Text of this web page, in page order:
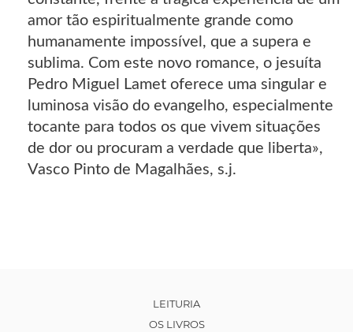
amor tão espiritualmente grande como
humanamente impossível, que a supera e
sublima. Com este novo romance, o jesuíta
Pedro Miguel Lamet oferece uma singular e
luminosa visão do evangelho, especialmente
tocante para todos os que vivem situações
de dor ou procuram a verdade que liberta»,
Vasco Pinto de Magalhães, s.j.
LEITURIA
OS LIVROS